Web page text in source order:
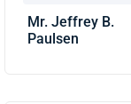
Mr. Jeffrey B.
Paulsen